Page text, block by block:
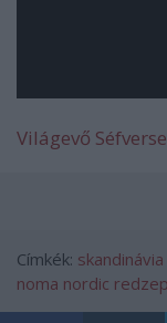
Világevő
Címkék: skandinávia
noma nordic